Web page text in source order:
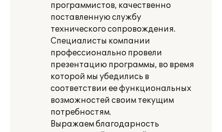
программистов, качественно
поставленную службу
технического сопровождения.
Специалисты компании
профессионально провели
презентацию программы, во время
которой мы убедились в
соответствии ее функциональных
возможностей своим текущим
потребностям.
Выражаем благодарность